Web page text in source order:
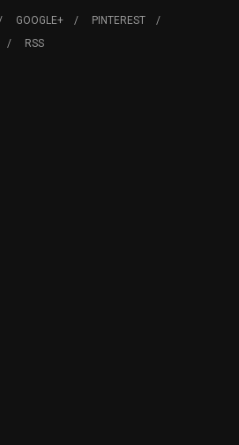
GOOGLE+
PINTEREST
RSS